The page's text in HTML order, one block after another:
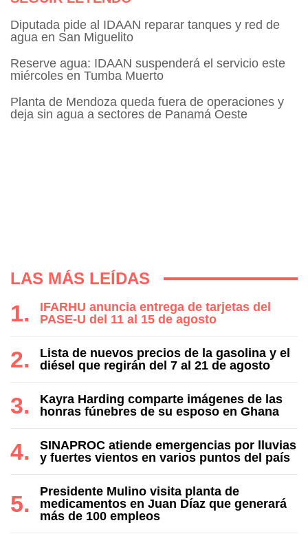
Diputada pide al IDAAN reparar tanques y red de
agua en San Miguelito
Reserve agua: IDAAN suspenderá el servicio este
miércoles en Tumba Muerto
Planta de Mendoza queda fuera de operaciones y
deja sin agua a sectores de Panamá Oeste
LAS MÁS LEÍDAS
IFARHU anuncia entrega de tarjetas del
PASE-U del 11 al 15 de agosto
Lista de nuevos precios de la gasolina y el
diésel que regirán del 7 al 21 de agosto
Kayra Harding comparte imágenes de las
honras fúnebres de su esposo en Ghana
SINAPROC atiende emergencias por lluvias
y fuertes vientos en varios puntos del país
Presidente Mulino visita planta de
medicamentos en Juan Díaz que generará
más de 100 empleos